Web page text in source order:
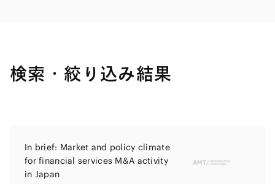
検索・絞り込み結果
In brief: Market and policy climate
for financial services M&A activity
in Japan